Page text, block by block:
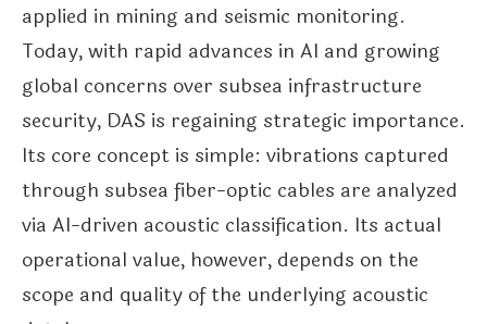
applied in mining and seismic monitoring.
Today, with rapid advances in AI and growing
global concerns over subsea infrastructure
security, DAS is regaining strategic importance.
Its core concept is simple: vibrations captured
through subsea fiber-optic cables are analyzed
via AI-driven acoustic classification. Its actual
operational value, however, depends on the
scope and quality of the underlying acoustic